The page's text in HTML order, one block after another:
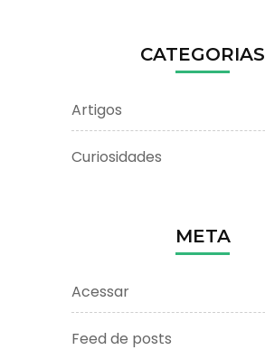
CATEGORIAS
Artigos
Curiosidades
META
Acessar
Feed de posts